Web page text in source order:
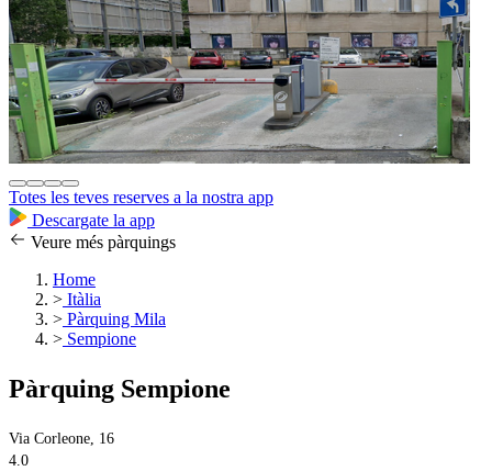
Totes les teves reserves a la nostra app
Descargate la app
Veure més pàrquings
Home
> Itàlia
> Pàrquing Mila
> Sempione
Pàrquing Sempione
Via Corleone, 16
4.0